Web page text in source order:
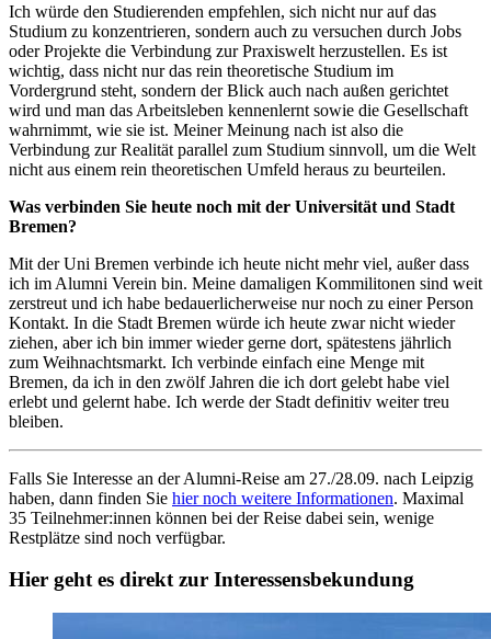
Ich würde den Studierenden empfehlen, sich nicht nur auf das
Studium zu konzentrieren, sondern auch zu versuchen durch Jobs
oder Projekte die Verbindung zur Praxiswelt herzustellen. Es ist
wichtig, dass nicht nur das rein theoretische Studium im
Vordergrund steht, sondern der Blick auch nach außen gerichtet
wird und man das Arbeitsleben kennenlernt sowie die Gesellschaft
wahrnimmt, wie sie ist. Meiner Meinung nach ist also die
Verbindung zur Realität parallel zum Studium sinnvoll, um die Welt
nicht aus einem rein theoretischen Umfeld heraus zu beurteilen.
Was verbinden Sie heute noch mit der Universität und Stadt
Bremen?
Mit der Uni Bremen verbinde ich heute nicht mehr viel, außer dass
ich im Alumni Verein bin. Meine damaligen Kommilitonen sind weit
zerstreut und ich habe bedauerlicherweise nur noch zu einer Person
Kontakt. In die Stadt Bremen würde ich heute zwar nicht wieder
ziehen, aber ich bin immer wieder gerne dort, spätestens jährlich
zum Weihnachtsmarkt. Ich verbinde einfach eine Menge mit
Bremen, da ich in den zwölf Jahren die ich dort gelebt habe viel
erlebt und gelernt habe. Ich werde der Stadt definitiv weiter treu
bleiben.
Falls Sie Interesse an der Alumni-Reise am 27./28.09. nach Leipzig
haben, dann finden Sie hier noch weitere Informationen. Maximal
35 Teilnehmer:innen können bei der Reise dabei sein, wenige
Restplätze sind noch verfügbar.
Hier geht es direkt zur Interessensbekundung